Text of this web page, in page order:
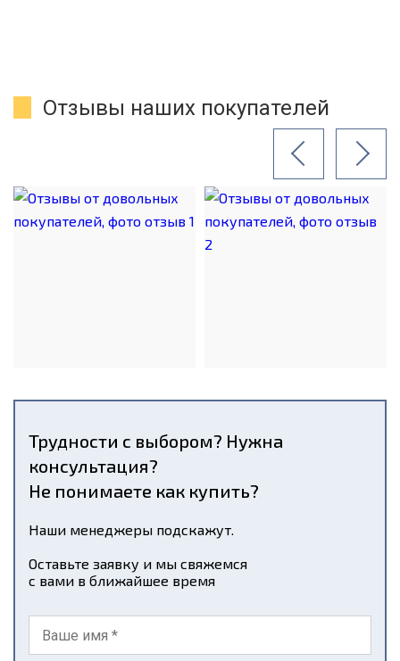
Отзывы наших покупателей
Трудности с выбором? Нужна
консультация?
Не понимаете как купить?
Наши менеджеры подскажут.
Оставьте заявку и мы свяжемся
с вами в ближайшее время